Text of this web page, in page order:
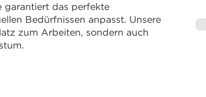
garantiert das perfekte
Bedürfnissen anpasst. Unsere
zum Arbeiten, sondern auch